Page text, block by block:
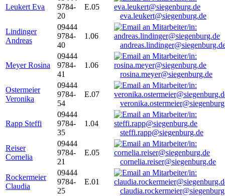
Leukert Eva
9784-
20
E.05
eva.leukert@siegenburg.de
Lindinger
Andreas
09444
9784-
40
1.06
Meyer Rosina
09444
9784-
41
1.06
rosina.meyer@siegenburg.de
Ostermeier
Veronika
09444
9784-
54
E.07
Rapp Steffi
09444
9784-
35
1.04
steffi.rapp@siegenburg.de
Reiser
Cornelia
09444
9784-
21
E.05
cornelia.reiser@siegenburg.de
Rockermeier
Claudia
09444
9784-
25
E.01